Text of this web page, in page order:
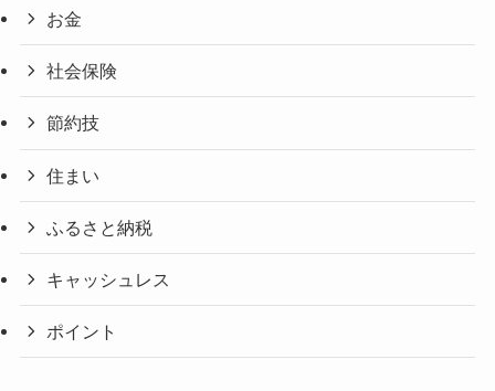
お金
社会保険
節約技
住まい
ふるさと納税
キャッシュレス
ポイント